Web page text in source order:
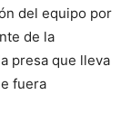
del equipo por
de la
presa que lleva
fuera